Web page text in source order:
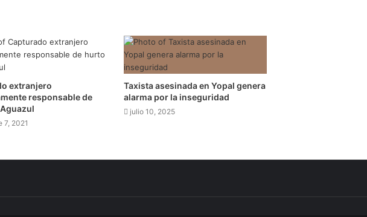
extranjero
responsable de
7, 2021
Taxista asesinada en Yopal genera
alarma por la inseguridad
julio 10, 2025